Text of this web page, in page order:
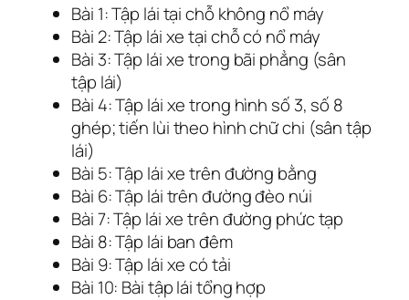
Bài 1: Tập lái tại chỗ không nổ máy
Bài 2: Tập lái xe tại chỗ có nổ máy
Bài 3: Tập lái xe trong bãi phẳng (sân
tập lái)
Bài 4: Tập lái xe trong hình số 3, số 8
ghép; tiến lùi theo hình chữ chi (sân tập
lái)
Bài 5: Tập lái xe trên đường bằng
Bài 6: Tập lái trên đường đèo núi
Bài 7: Tập lái xe trên đường phức tạp
Bài 8: Tập lái ban đêm
Bài 9: Tập lái xe có tải
Bài 10: Bài tập lái tổng hợp